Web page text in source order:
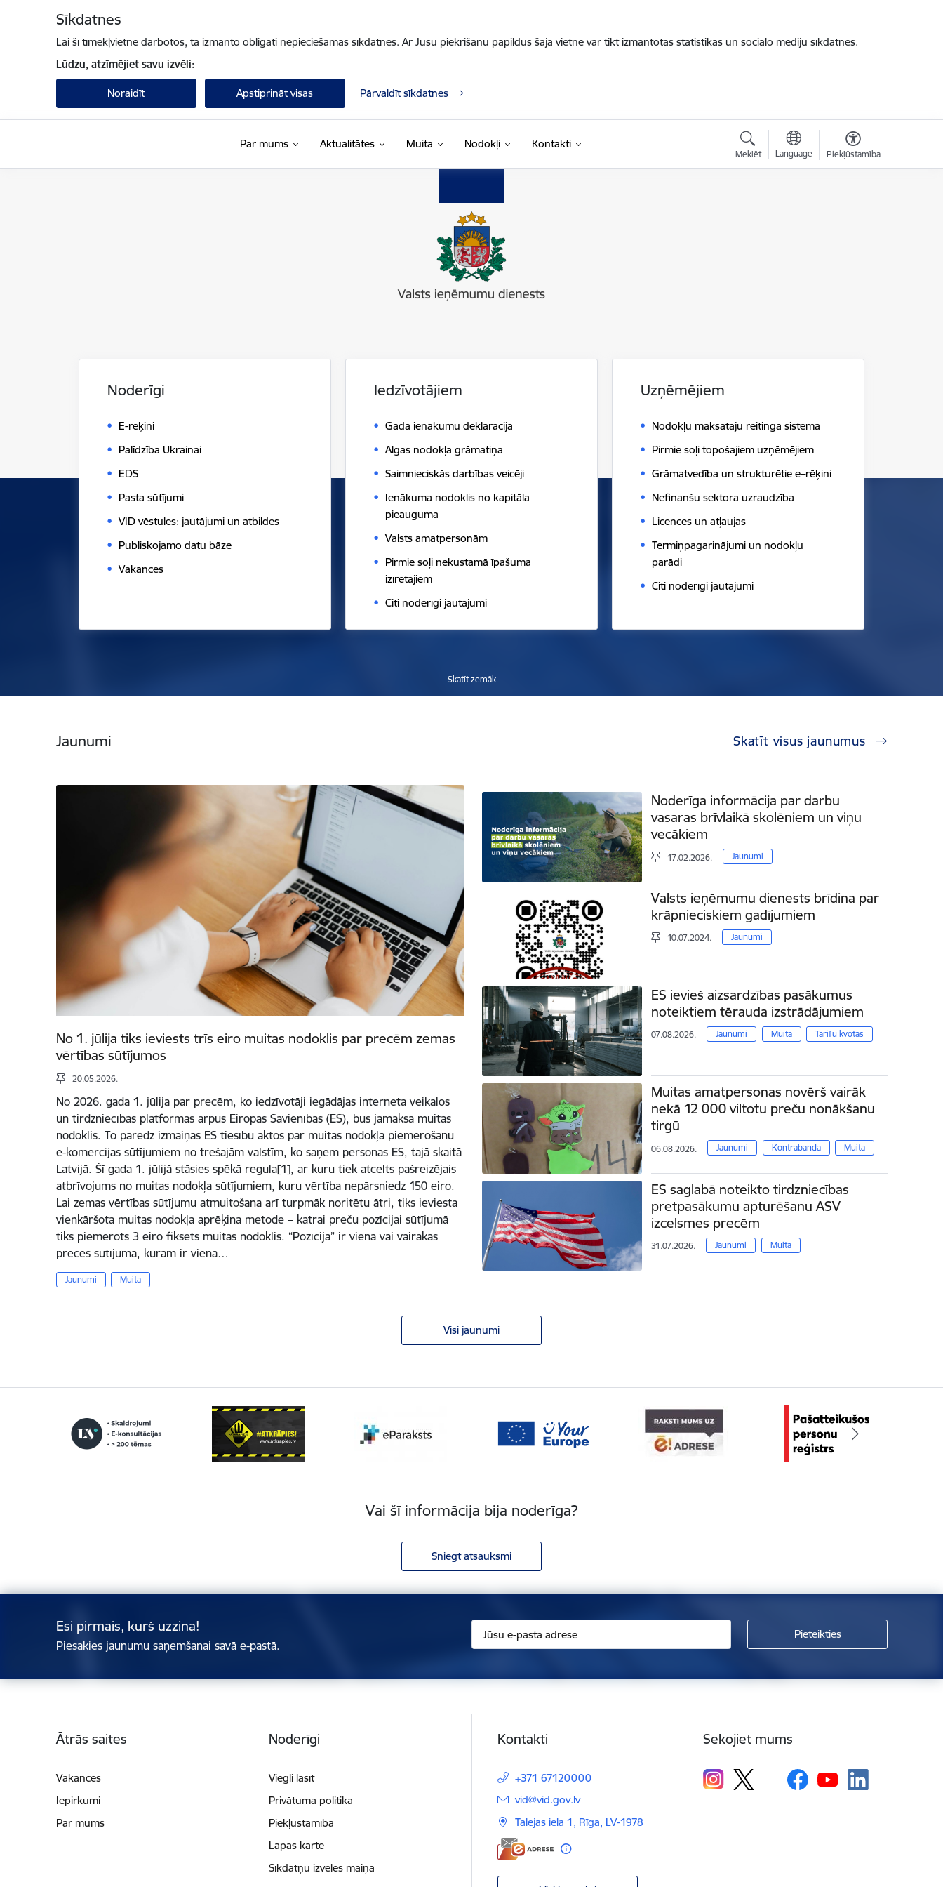
Sīkdatnes
Lai šī tīmekļvietne darbotos, tā izmanto obligāti nepieciešamās sīkdatnes. Ar Jūsu piekrišanu papildus šajā vietnē var tikt izmantotas statistikas un sociālo mediju sīkdatnes.
Lūdzu, atzīmējiet savu izvēli:
Noraidīt Apstiprināt visas Pārvaldīt sīkdatnes
Par mums Aktualitātes Muita Nodokļi Kontakti
Meklēt Language Piekļūstamība
Noderīgi
E-rēķini
Palīdzība Ukrainai
EDS
Pasta sūtījumi
VID vēstules: jautājumi un atbildes
Publiskojamo datu bāze
Vakances
Iedzīvotājiem
Gada ienākumu deklarācija
Algas nodokļa grāmatiņa
Saimnieciskās darbības veicēji
Ienākuma nodoklis no kapitāla
pieauguma
Valsts amatpersonām
Pirmie soļi nekustamā īpašuma
izīrētājiem
Citi noderīgi jautājumi
Uzņēmējiem
Nodokļu maksātāju reitinga sistēma
Pirmie soļi topošajiem uzņēmējiem
Grāmatvedība un strukturētie e–rēķini
Nefinanšu sektora uzraudzība
Licences un atļaujas
Termiņpagarinājumi un nodokļu
parādi
Citi noderīgi jautājumi
Skatīt zemāk
Jaunumi Skatīt visus jaunumus
No 1. jūlija tiks ieviests trīs eiro muitas nodoklis par precēm zemas
vērtības sūtījumos
20.05.2026.
No 2026. gada 1. jūlija par precēm, ko iedzīvotāji iegādājas interneta veikalos
un tirdzniecības platformās ārpus Eiropas Savienības (ES), būs jāmaksā muitas
nodoklis. To paredz izmaiņas ES tiesību aktos par muitas nodokļa piemērošanu
e-komercijas sūtījumiem no trešajām valstīm, ko saņem personas ES, tajā skaitā
Latvijā. Šī gada 1. jūlijā stāsies spēkā regula[1], ar kuru tiek atcelts pašreizējais
atbrīvojums no muitas nodokļa sūtījumiem, kuru vērtība nepārsniedz 150 eiro.
Lai zemas vērtības sūtījumu atmuitošana arī turpmāk noritētu ātri, tiks ieviesta
vienkāršota muitas nodokļa aprēķina metode – katrai preču pozīcijai sūtījumā
tiks piemērots 3 eiro fiksēts muitas nodoklis. “Pozīcija” ir viena vai vairākas
preces sūtījumā, kurām ir viena…
Jaunumi Muita
Noderīga informācija par darbu
vasaras brīvlaikā skolēniem un viņu
vecākiem
17.02.2026. Jaunumi
Valsts ieņēmumu dienests brīdina par
krāpnieciskiem gadījumiem
10.07.2024. Jaunumi
ES ievieš aizsardzības pasākumus
noteiktiem tērauda izstrādājumiem
07.08.2026. Jaunumi Muita Tarifu kvotas
Muitas amatpersonas novērš vairāk
nekā 12 000 viltotu preču nonākšanu
tirgū
06.08.2026. Jaunumi Kontrabanda Muita
ES saglabā noteikto tirdzniecības
pretpasākumu apturēšanu ASV
izcelsmes precēm
31.07.2026. Jaunumi Muita
Visi jaunumi
Vai šī informācija bija noderīga?
Sniegt atsauksmi
Esi pirmais, kurš uzzina!
Piesakies jaunumu saņemšanai savā e-pastā.
Ātrās saites
Vakances
Iepirkumi
Par mums
Noderīgi
Viegli lasīt
Privātuma politika
Piekļūstamība
Lapas karte
Sīkdatņu izvēles maiņa
Kontakti
+371 67120000
E-pasts:
vid@vid.gov.lv
Talejas iela 1, Rīga, LV-1978
Sekojiet mums